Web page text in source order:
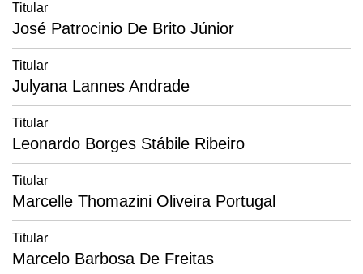
Titular
José Patrocinio De Brito Júnior
Titular
Julyana Lannes Andrade
Titular
Leonardo Borges Stábile Ribeiro
Titular
Marcelle Thomazini Oliveira Portugal
Titular
Marcelo Barbosa De Freitas